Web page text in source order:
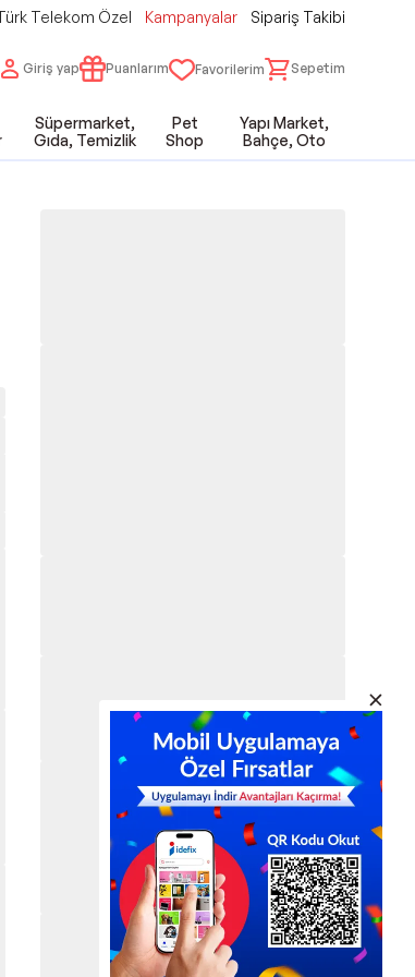
Telekom Özel Kampanyalar Sipariş Takibi
Giriş yap Puanlarım Favorilerim Sepetim
Süpermarket,
Gıda, Temizlik
Pet
Shop
Yapı Market,
Bahçe, Oto